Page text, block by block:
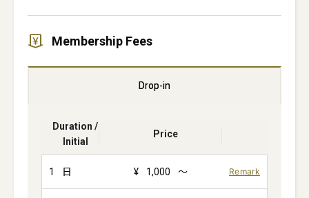
Membership Fees
Drop-in
Duration /
Initial
Price
1 日 ¥ 1,000 ～ Remark